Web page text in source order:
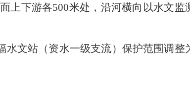
上下游各500米处，沿河横向以水文监
水文站 （资水一级支流） 保护范围调整